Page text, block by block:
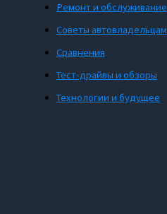
Ремонт и обслуживание
Советы автовладельцам
Сравнения
Тест-драйвы и обзоры
Технологии и будущее